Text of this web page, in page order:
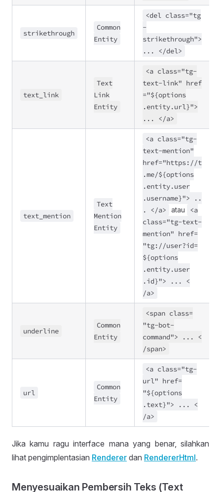
strikethrough
Common
Entity
<del class="tg
-
strikethrough">
.. . </del>
text _link
Text
Link
Entity
<a class="tg-
text-link" href
="${options
.entity.url}">
.. . </a>
text _mention
Text
Mention
Entity
<a class="tg-
text-mention"
href="https://t
.me/${options
.entity.user
.username}">
..
. </a> atau
<a
class="tg-text-
mention" href=
"tg://user?id=
${options
.entity.user
.id}">
.. . <
/a>
underline
Common
Entity
<span class=
"tg-bot-
command">
.. . <
/span>
url
Common
Entity
<a class="tg-
url" href=
"${options
.text}">
.. . <
/a>
Jika kamu ragu interface mana yang benar, silahkan
lihat pengimplentasian Renderer dan RendererHtml.
Menyesuaikan Pembersih Teks (Text